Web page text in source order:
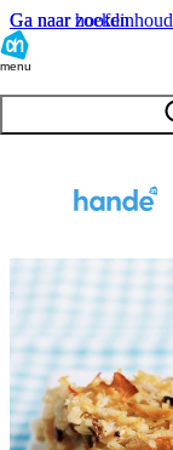
Ga naar hoofdinhoud
Ga naar zoeken
menu